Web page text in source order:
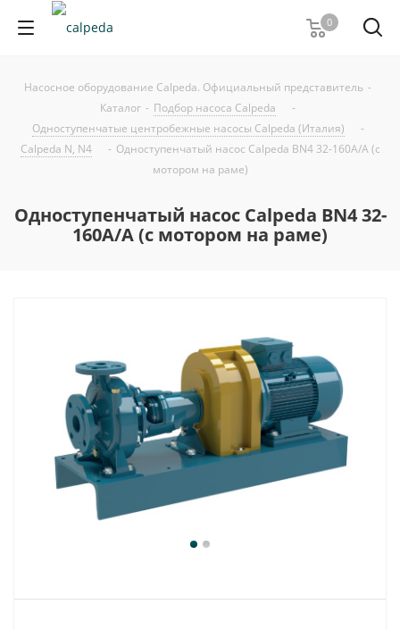
0
Насосное оборудование Calpeda. Официальный представитель -
Каталог - Подбор насоса Calpeda
-
Одноступенчатые центробежные насосы Calpeda (Италия)
-
Calpeda N, N4
- Одноступенчатый насос Calpeda BN4 32-160A/A (с
мотором на раме)
Одноступенчатый насос Calpeda BN4 32-
160A/A (с мотором на раме)